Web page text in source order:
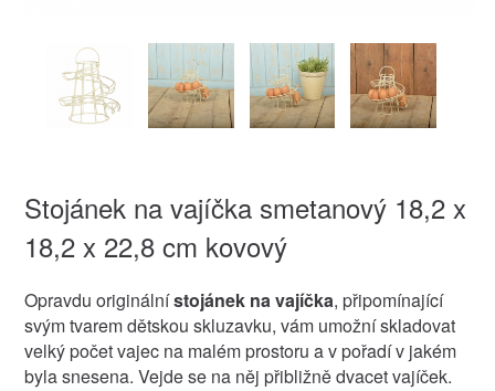
Stojánek na vajíčka smetanový 18,2 x
18,2 x 22,8 cm kovový
Opravdu originálnístojánek na vajíčka, připomínající
svým tvarem dětskou skluzavku, vám umožní skladovat
velký počet vajec na malém prostoru a v pořadí v jakém
byla snesena. Vejde se na něj přibližně dvacet vajíček.